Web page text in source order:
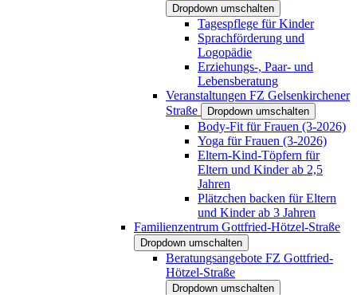
Dropdown umschalten
Tagespflege für Kinder
Sprachförderung und
Logopädie
Erziehungs-, Paar- und
Lebensberatung
Veranstaltungen FZ Gelsenkirchener
Straße
Dropdown umschalten
Body-Fit für Frauen (3-2026)
Yoga für Frauen (3-2026)
Eltern-Kind-Töpfern für
Eltern und Kinder ab 2,5
Jahren
Plätzchen backen für Eltern
und Kinder ab 3 Jahren
Familienzentrum Gottfried-Hötzel-Straße
Dropdown umschalten
Beratungsangebote FZ Gottfried-
Hötzel-Straße
Dropdown umschalten